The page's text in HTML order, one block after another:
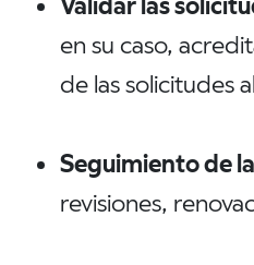
en su caso,
de las solicitudes
Seguimiento de
revisiones,